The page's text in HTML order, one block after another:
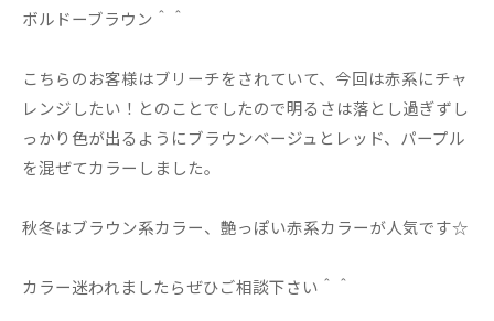
ボルドーブラウン＾＾
こちらのお客様はブリーチをされていて、今回は赤系にチャ
レンジしたい！とのことでしたので明るさは落とし過ぎずし
っかり色が出るようにブラウンベージュとレッド、パープル
を混ぜてカラーしました。
秋冬はブラウン系カラー、艶っぽい赤系カラーが人気です☆
カラー迷われましたらぜひご相談下さい＾＾